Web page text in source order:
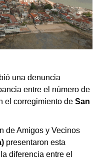
una denuncia
entre el número de
el corregimiento de San
de Amigos y Vecinos
presentaron esta
diferencia entre el